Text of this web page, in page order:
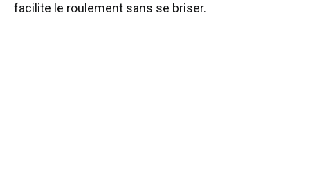
facilite le roulement sans se briser.